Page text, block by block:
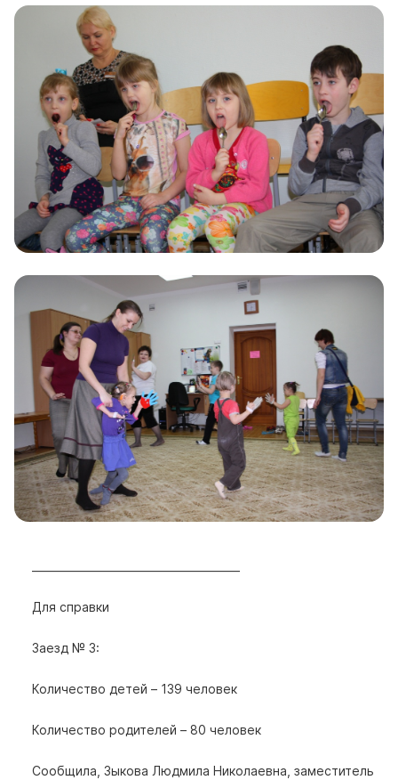
Для справки
Заезд № 3:
Количество детей – 139 человек
Количество родителей – 80 человек
Сообщила, Зыкова Людмила Николаевна, заместитель